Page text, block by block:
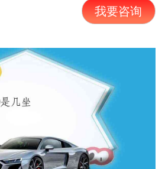
我要咨询